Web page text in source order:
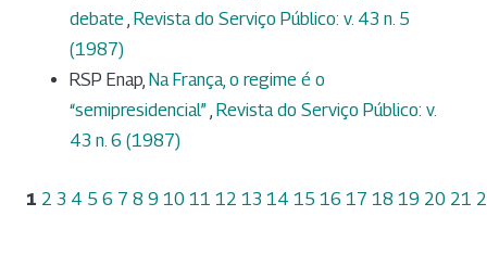
debate , Revista do Serviço Público: v. 43 n. 5
(1987)
RSP Enap, Na França, o regime é o
“semipresidencial” , Revista do Serviço Público: v.
43 n. 6 (1987)
1 2 3 4 5 6 7 8 9 10 11 12 13 14 15 16 17 18 19 20 21